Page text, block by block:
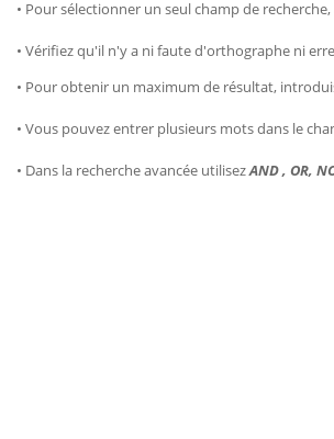
• Pour sélectionner un seul champ de
• Vérifiez qu'il n'y a ni faute d'orthographe ni
• Pour obtenir un maximum de résultat,
• Vous pouvez entrer plusieurs mots dans le
• Dans la recherche avancée utilisezAND , OR,